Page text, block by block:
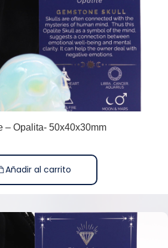
– Opalita- 50x40x30mm
Añadir al carrito